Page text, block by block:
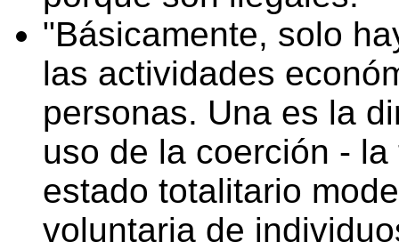
Básicamente, solo
las actividades
personas. Una es la
uso de la coerción -
estado totalitario
voluntaria de